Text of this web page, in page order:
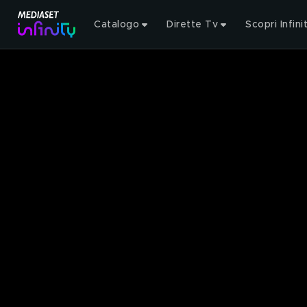
Catalogo Dirette Tv Scopri